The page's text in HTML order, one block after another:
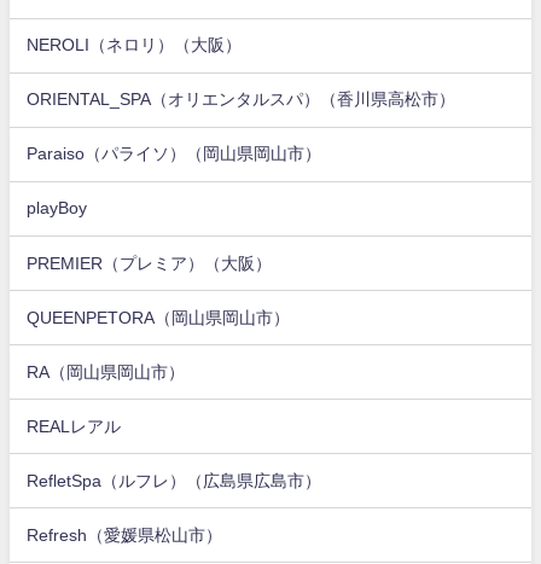
NEROLI（ネロリ）（大阪）
ORIENTAL_SPA（オリエンタルスパ）（香川県高松市）
Paraiso（パライソ）（岡山県岡山市）
playBoy
PREMIER（プレミア）（大阪）
QUEENPETORA（岡山県岡山市）
RA（岡山県岡山市）
REALレアル
RefletSpa（ルフレ）（広島県広島市）
Refresh（愛媛県松山市）